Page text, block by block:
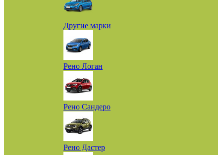
Другие марки
Рено Логан
Рено Сандеро
Рено Дастер